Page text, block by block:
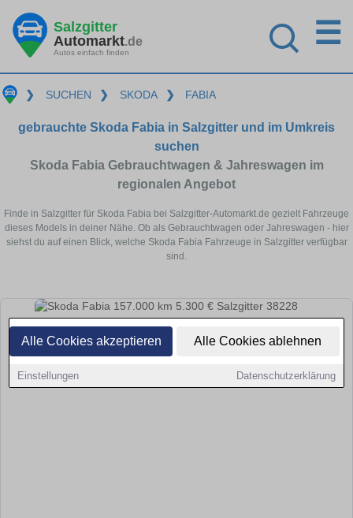
Alle Cookies akzeptieren Alle Cookies ablehnen
Einstellungen Datenschutzerklärung
Salzgitter
Automarkt.de
Autos einfach finden
☰
❯ SUCHEN ❯ SKODA ❯ FABIA
gebrauchte Skoda Fabia in Salzgitter und im Umkreis
suchen
Skoda Fabia Gebrauchtwagen & Jahreswagen im
regionalen Angebot
Finde in Salzgitter für Skoda Fabia bei Salzgitter-Automarkt.de gezielt Fahrzeuge
dieses Models in deiner Nähe. Ob als Gebrauchtwagen oder Jahreswagen - hier
siehst du auf einen Blick, welche Skoda Fabia Fahrzeuge in Salzgitter verfügbar
sind.